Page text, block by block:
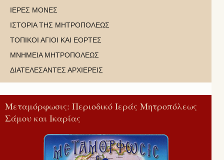
ΙΕΡΕΣ ΜΟΝΕΣ
ΙΣΤΟΡΙΑ ΤΗΣ ΜΗΤΡΟΠΟΛΕΩΣ
ΤΟΠΙΚΟΙ ΑΓΙΟΙ ΚΑΙ ΕΟΡΤΕΣ
ΜΝΗΜΕΙΑ ΜΗΤΡΟΠΟΛΕΩΣ
ΔΙΑΤΕΛΕΣΑΝΤΕΣ ΑΡΧΙΕΡΕΙΣ
Μεταμόρφωσις: Περιοδικό Ιεράς Μητροπόλεως
Σάμου και Ικαρίας